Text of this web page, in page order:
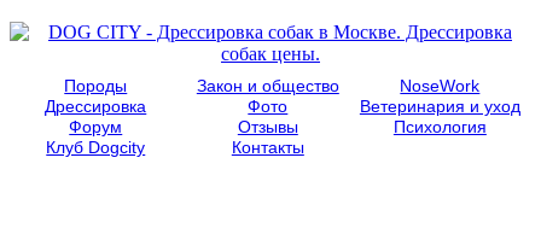
Породы Закон и общество
NoseWork
Дрессировка
Фото
Ветеринария и уход
Форум
Отзывы
Психология
Клуб Dogcity
Контакты